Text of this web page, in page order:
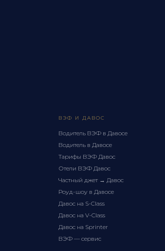
ВЭФ И ДАВОС
Водитель ВЭФ в Давосе
Водитель в Давосе
Тарифы ВЭФ Давос
Отели ВЭФ Давос
Частный джет → Давос
Роуд-шоу в Давосе
Давос на S-Class
Давос на V-Class
Давос на Sprinter
ВЭФ — сервис